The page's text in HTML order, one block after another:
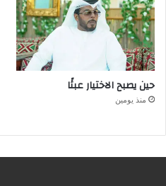
حين يصبح الاختيار عبئًا
منذ يومين